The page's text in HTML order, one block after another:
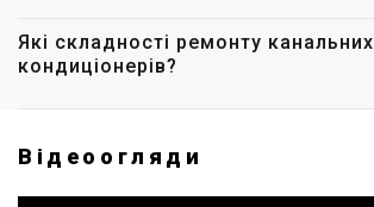
Які складності ремонту канальних
кондиціонерів?
Відеоогляди